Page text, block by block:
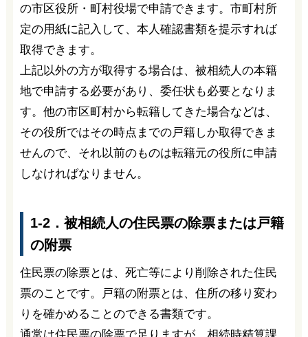
の市区役所・町村役場で申請できます。市町村所
定の用紙に記入して、本人確認書類を提示すれば
取得できます。
上記以外の方が取得する場合は、被相続人の本籍
地で申請する必要があり、委任状も必要となりま
す。他の市区町村から転籍してきた場合などは、
その役所ではその時点までの戸籍しか取得できま
せんので、それ以前のものは転籍元の役所に申請
しなければなりません。
1-2．被相続人の住民票の除票または戸籍
の附票
住民票の除票とは、死亡等により削除された住民
票のことです。戸籍の附票とは、住所の移り変わ
りを確かめることのできる書類です。